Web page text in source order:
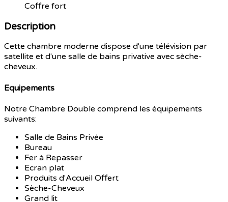
Coffre fort
Description
Cette chambre moderne dispose d'une télévision par
satellite et d'une salle de bains privative avec sèche-
cheveux.
Equipements
Notre Chambre Double comprend les équipements
suivants:
Salle de Bains Privée
Bureau
Fer à Repasser
Ecran plat
Produits d'Accueil Offert
Sèche-Cheveux
Grand lit